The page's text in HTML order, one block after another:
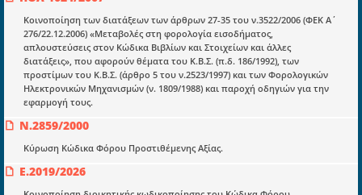
Κοινοποίηση των διατάξεων των άρθρων 27-35 του ν.3522/2006 (ΦΕΚ Α΄
276/22.12.2006) «Μεταβολές στη φορολογία εισοδήματος,
απλουστεύσεις στον Κώδικα Βιβλίων και Στοιχείων και άλλες
διατάξεις», που αφορούν θέματα του Κ.Β.Σ. (π.δ. 186/1992), των
προστίμων του Κ.Β.Σ. (άρθρο 5 του ν.2523/1997) και των Φορολογικών
Ηλεκτρονικών Μηχανισμών (ν. 1809/1988) και παροχή οδηγιών για την
εφαρμογή τους.
Ν.2859/2000
Κύρωση Κώδικα Φόρου Προστιθέμενης Αξίας.
Ε.2019/2026
Νόμοι και προεδρικά διατάγματα
Υπουργικές αποφάσεις
Νομολογία και Γνωμοδοτήσεις ΝΣΚ